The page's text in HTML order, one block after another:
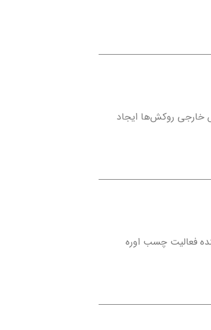
خارجی روکش‌ها ایجاد
فعالیت چسب اوره